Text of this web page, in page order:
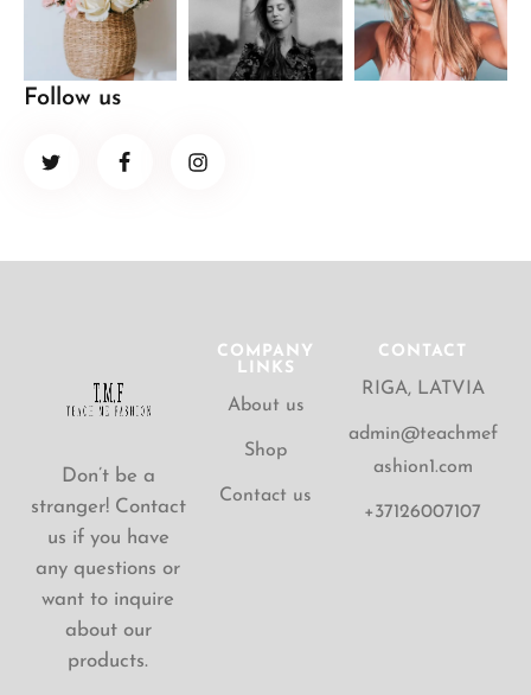
Follow us
Don’t be a
stranger! Contact
us if you have
any questions or
want to inquire
about our
products.
COMPANY
LINKS
About us
Shop
Contact us
CONTACT
RIGA, LATVIA
admin@teachmef
ashion1.com
+37126007107